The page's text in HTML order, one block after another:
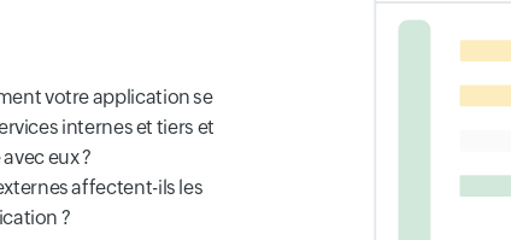
votre application se
internes et tiers et
eux ?
affectent-ils les
?